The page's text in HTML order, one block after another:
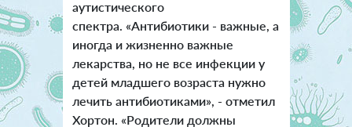
аутистического
спектра. «Антибиотики - важные, а
иногда и жизненно важные
лекарства, но не все инфекции у
детей младшего возраста нужно
лечить антибиотиками», - отметил
Хортон. «Родители должны